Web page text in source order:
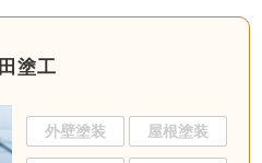
塗工
外壁塗装 屋根塗装